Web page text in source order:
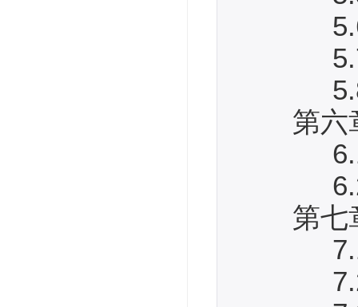
5.6
5.7
5.8
第六章
6.1 制
6.2
第七章
7.1
7.2